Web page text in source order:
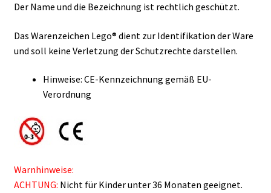
Der Name und die Bezeichnung ist rechtlich geschützt.
Das Warenzeichen Lego® dient zur Identifikation der Ware
und soll keine Verletzung der Schutzrechte darstellen.
Hinweise: CE-Kennzeichnung gemäß EU-
Verordnung
Warnhinweise:
ACHTUNG: Nicht für Kinder unter 36 Monaten geeignet.